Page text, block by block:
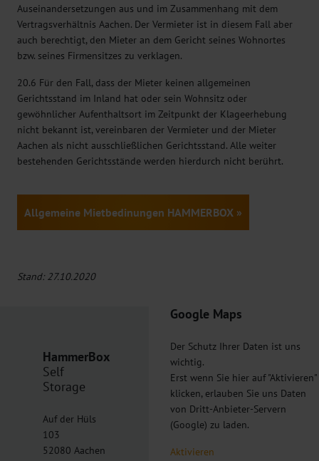
Auseinandersetzungen aus und im Zusammenhang mit dem
Vertragsverhältnis Aachen. Der Vermieter ist in diesem Fall aber
auch berechtigt, den Mieter an dem Gericht seines Wohnortes
bzw. seines Firmensitzes zu verklagen.
20.6 Für den Fall, dass der Mieter keinen allgemeinen
Gerichtsstand im Inland hat oder sein Wohnsitz oder
gewöhnlicher Aufenthaltsort im Zeitpunkt der Klageerhebung
nicht bekannt ist, vereinbaren der Vermieter und der Mieter
Aachen als nicht ausschließlichen Gerichtsstand. Alle weiter
bestehenden Gerichtsstände werden hierdurch nicht berührt.
Allgemeine Mietbedinungen HAMMERBOX »
Stand: 27.10.2020
HammerBox
Self
Storage
Auf der Hüls
103
52080 Aachen
Google Maps
Der Schutz Ihrer Daten ist uns
wichtig.
Erst wenn Sie hier auf "Aktivieren"
klicken, erlauben Sie uns Daten
von Dritt-Anbieter-Servern
(Google) zu laden.
Aktivieren